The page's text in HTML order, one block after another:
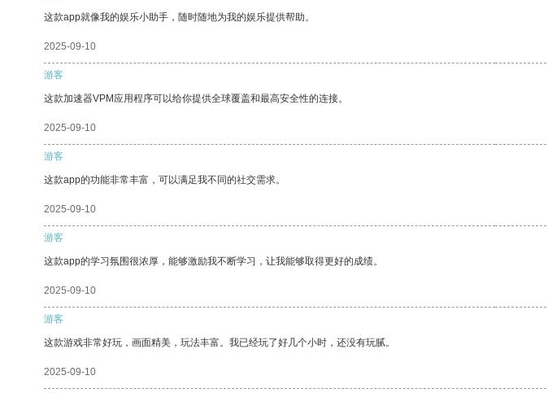
这款app就像我的娱乐小助手，随时随地为我的娱乐提供帮助。
2025-09-10
游客
这款加速器VPM应用程序可以给你提供全球覆盖和最高安全性的连接。
2025-09-10
游客
这款app的功能非常丰富，可以满足我不同的社交需求。
2025-09-10
游客
这款app的学习氛围很浓厚，能够激励我不断学习，让我能够取得更好的成绩。
2025-09-10
游客
这款游戏非常好玩，画面精美，玩法丰富。我已经玩了好几个小时，还没有玩腻。
2025-09-10